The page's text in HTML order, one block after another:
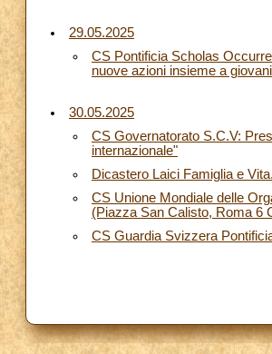
29.05.2025
CS Pontificia Scholas
nuove azioni insieme a
30.05.2025
CS Governatorato S.C.V:
internazionale"
Dicastero Laici Famiglia e
CS Unione Mondiale delle
(Piazza San Calisto, Roma 6
CS Guardia Svizzera